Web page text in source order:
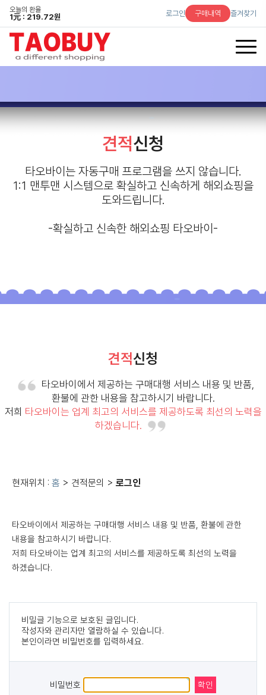
오늘의 환율
1元 : 219.72원 로그인 구매내역 즐겨찾기
견적신청
타오바이는 자동구매 프로그램을 쓰지 않습니다.
1:1 맨투맨 시스템으로 확실하고 신속하게 해외쇼핑을
도와드립니다.
-확실하고 신속한 해외쇼핑 타오바이-
견적신청
타오바이에서 제공하는 구매대행 서비스 내용 및 반품,
환불에 관한 내용을 참고하시기 바랍니다.
저희 타오바이는 업계 최고의 서비스를 제공하도록 최선의 노력을
하겠습니다.
현재위치 :홈 > 견적문의 >로그인
타오바이에서 제공하는 구매대행 서비스 내용 및 반품, 환불에 관한
내용을 참고하시기 바랍니다.
저희 타오바이는 업계 최고의 서비스를 제공하도록 최선의 노력을
하겠습니다.
비밀글 기능으로 보호된 글입니다.
작성자와 관리자만 열람하실 수 있습니다.
본인이라면 비밀번호를 입력하세요.
비밀번호